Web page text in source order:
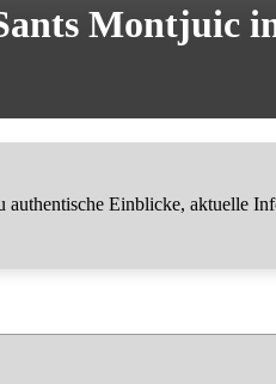
Montjuic
Einblicke, aktuelle